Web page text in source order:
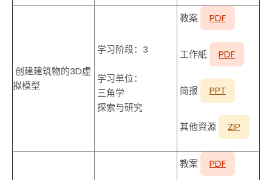
创建建筑物的3D虚
拟模型
学习阶段：3
学习单位：
三角学
探索与研究
教案 PDF
工作紙 PDF
简报 PPT
其他資源 ZIP
教案 PDF